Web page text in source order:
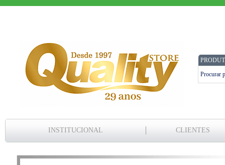
INSTITUCIONAL CLIENTES